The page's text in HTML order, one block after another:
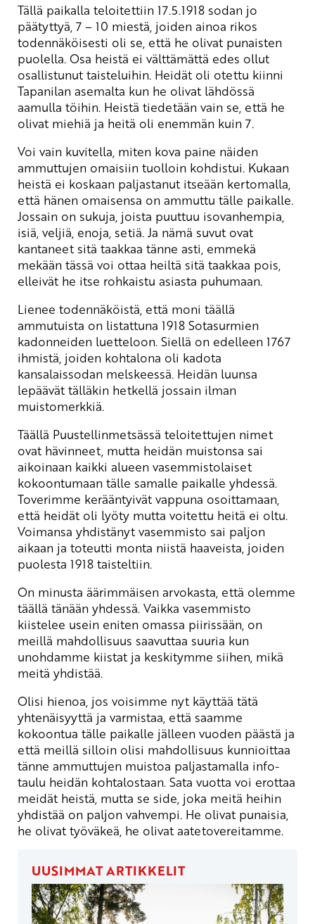
Tällä paikalla teloitettiin 17.5.1918 sodan jo
päätyttyä, 7 – 10 miestä, joiden ainoa rikos
todennäköisesti oli se, että he olivat punaisten
puolella. Osa heistä ei välttämättä edes ollut
osallistunut taisteluihin. Heidät oli otettu kiinni
Tapanilan asemalta kun he olivat lähdössä
aamulla töihin. Heistä tiedetään vain se, että he
olivat miehiä ja heitä oli enemmän kuin 7.
Voi vain kuvitella, miten kova paine näiden
ammuttujen omaisiin tuolloin kohdistui. Kukaan
heistä ei koskaan paljastanut itseään kertomalla,
että hänen omaisensa on ammuttu tälle paikalle.
Jossain on sukuja, joista puuttuu isovanhempia,
isiä, veljiä, enoja, setiä. Ja nämä suvut ovat
kantaneet sitä taakkaa tänne asti, emmekä
mekään tässä voi ottaa heiltä sitä taakkaa pois,
elleivät he itse rohkaistu asiasta puhumaan.
Lienee todennäköistä, että moni täällä
ammutuista on listattuna 1918 Sotasurmien
kadonneiden luetteloon. Siellä on edelleen 1767
ihmistä, joiden kohtalona oli kadota
kansalaissodan melskeessä. Heidän luunsa
lepäävät tälläkin hetkellä jossain ilman
muistomerkkiä.
Täällä Puustellinmetsässä teloitettujen nimet
ovat hävinneet, mutta heidän muistonsa sai
aikoinaan kaikki alueen vasemmistolaiset
kokoontumaan tälle samalle paikalle yhdessä.
Toverimme kerääntyivät vappuna osoittamaan,
että heidät oli lyöty mutta voitettu heitä ei oltu.
Voimansa yhdistänyt vasemmisto sai paljon
aikaan ja toteutti monta niistä haaveista, joiden
puolesta 1918 taisteltiin.
On minusta äärimmäisen arvokasta, että olemme
täällä tänään yhdessä. Vaikka vasemmisto
kiistelee usein eniten omassa piirissään, on
meillä mahdollisuus saavuttaa suuria kun
unohdamme kiistat ja keskitymme siihen, mikä
meitä yhdistää.
Olisi hienoa, jos voisimme nyt käyttää tätä
yhtenäisyyttä ja varmistaa, että saamme
kokoontua tälle paikalle jälleen vuoden päästä ja
että meillä silloin olisi mahdollisuus kunnioittaa
tänne ammuttujen muistoa paljastamalla info-
taulu heidän kohtalostaan. Sata vuotta voi erottaa
meidät heistä, mutta se side, joka meitä heihin
yhdistää on paljon vahvempi. He olivat punaisia,
he olivat työväkeä, he olivat aatetovereitamme.
UUSIMMAT ARTIKKELIT